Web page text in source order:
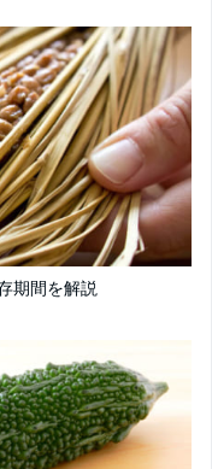
期間を解説